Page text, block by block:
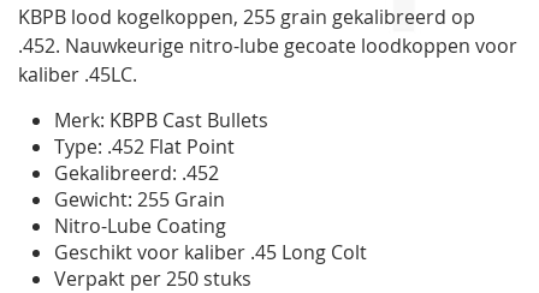
gallerij
KBPB lood kogelkoppen, 255 grain gekalibreerd op
.452. Nauwkeurige nitro-lube gecoate loodkoppen voor
kaliber .45LC.
Merk: KBPB Cast Bullets
Type: .452 Flat Point
Gekalibreerd: .452
Gewicht: 255 Grain
Nitro-Lube Coating
Geschikt voor kaliber .45 Long Colt
Verpakt per 250 stuks